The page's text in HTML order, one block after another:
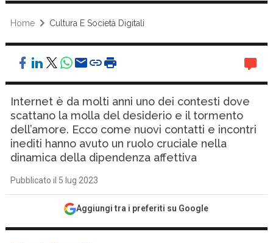
Home Cultura E Società Digitali
Internet è da molti anni uno dei contesti dove
scattano la molla del desiderio e il tormento
dell’amore. Ecco come nuovi contatti e incontri
inediti hanno avuto un ruolo cruciale nella
dinamica della dipendenza affettiva
Pubblicato il 5 lug 2023
Aggiungi tra i preferiti su Google